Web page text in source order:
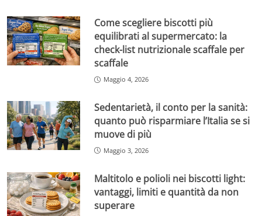
Come scegliere biscotti più
equilibrati al supermercato: la
check-list nutrizionale scaffale per
scaffale
Maggio 4, 2026
Sedentarietà, il conto per la sanità:
quanto può risparmiare l’Italia se si
muove di più
Maggio 3, 2026
Maltitolo e polioli nei biscotti light:
vantaggi, limiti e quantità da non
superare